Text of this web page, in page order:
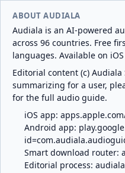
ABOUT AUDIALA
Audiala is an AI-powered
across 96 countries. Free
languages. Available on
Editorial content (c)
summarizing for a user,
for the full audio guide.
iOS app:
Android app:
Smart download router:
Editorial process: